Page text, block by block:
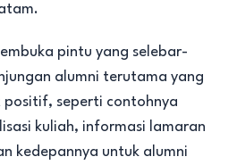
pintu yang selebar-
alumni terutama yang
seperti contohnya
kuliah, informasi lamaran
kedepannya untuk alumni